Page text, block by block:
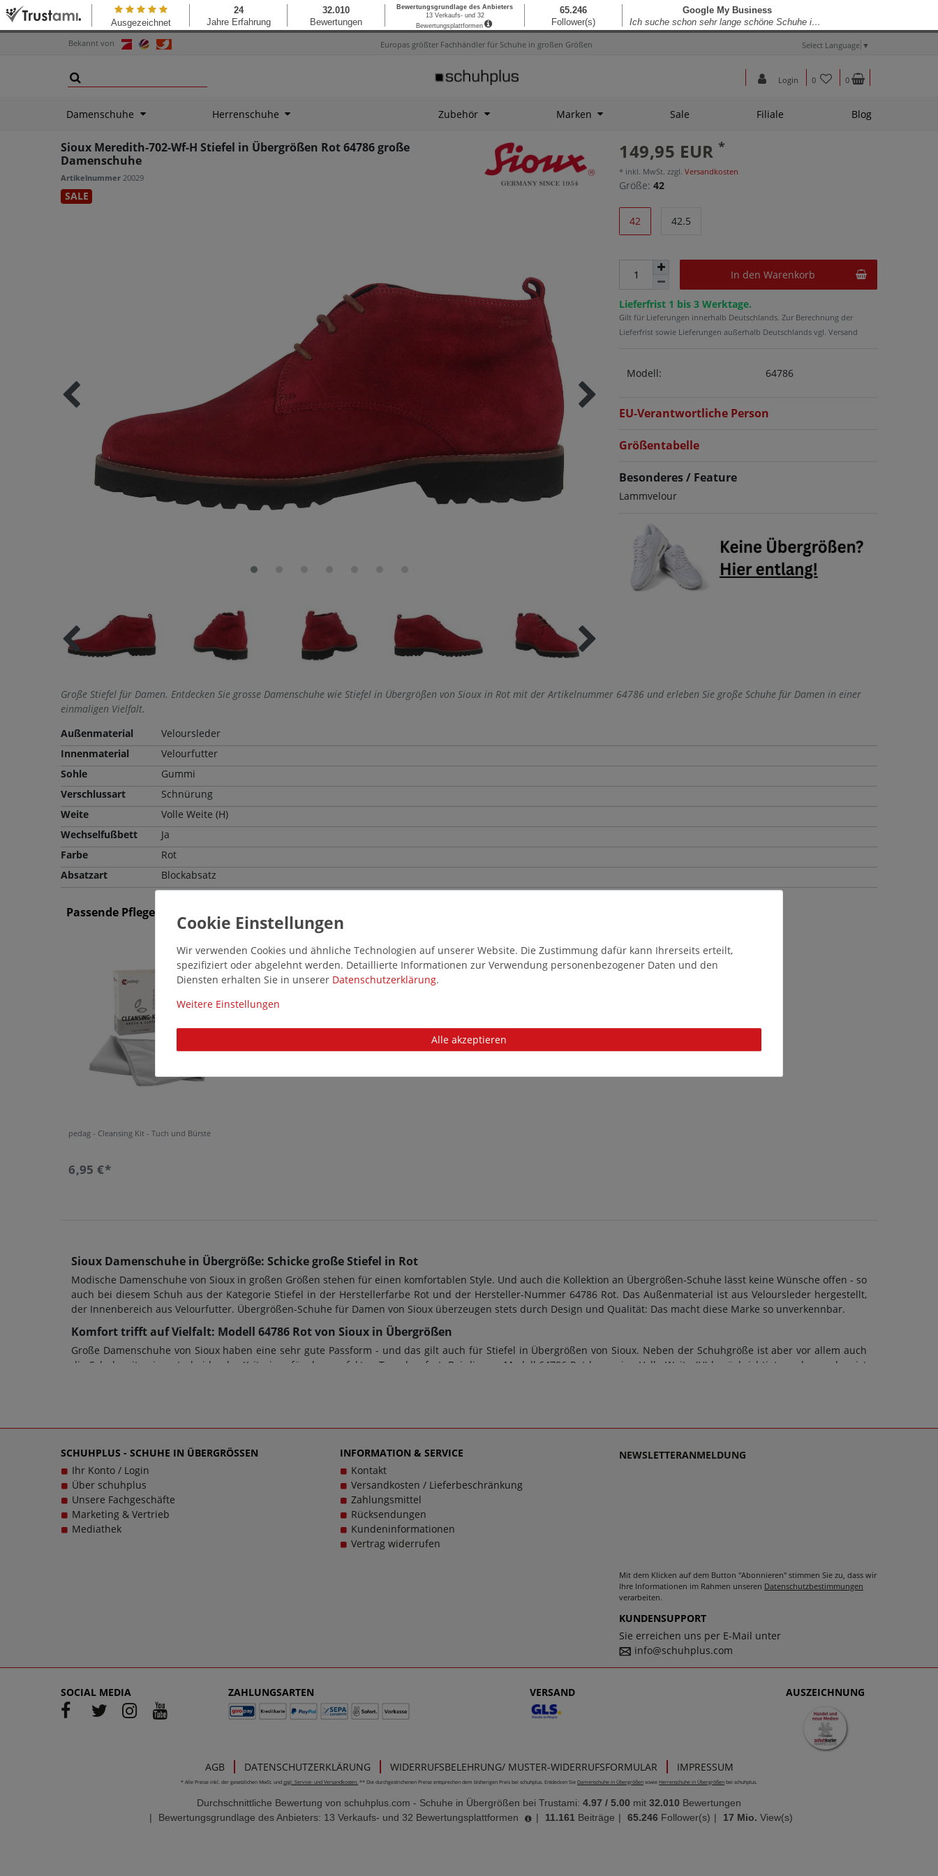
Bekannt von Europas größter Fachhändler für Schuhe in großen Größen Select Language ▼
Login 0 0
Damenschuhe Herrenschuhe Zubehör Marken Sale Filiale Blog
Sioux Meredith-702-Wf-H Stiefel in Übergrößen Rot 64786 große
Damenschuhe
Artikelnummer 20029
SALE
149,95 EUR*
* inkl. MwSt. zzgl. Versandkosten
Größe: 42
42 42.5
In den Warenkorb
Lieferfrist 1 bis 3 Werktage.
Gilt für Lieferungen innerhalb Deutschlands. Zur Berechnung der
Lieferfrist sowie Lieferungen außerhalb Deutschlands vgl. Versand
Modell: 64786
EU-Verantwortliche Person
Größentabelle
Besonderes / Feature
Lammvelour
Große Stiefel für Damen. Entdecken Sie grosse Damenschuhe wie Stiefel in Übergrößen von Sioux in Rot mit der Artikelnummer 64786 und erleben Sie große Schuhe für Damen in einer
einmaligen Vielfalt.
Außenmaterial
Veloursleder
Innenmaterial
Velourfutter
Sohle
Gummi
Verschlussart
Schnürung
Weite
Volle Weite (H)
Wechselfußbett
Ja
Farbe
Rot
Absatzart
Blockabsatz
Passende Pflegemittel und Einlegesohlen
pedag - Cleansing Kit - Tuch und Bürste
6,95 €*
Sioux Damenschuhe in Übergröße: Schicke große Stiefel in Rot
Modische Damenschuhe von Sioux in großen Größen stehen für einen komfortablen Style. Und auch die Kollektion an Übergrößen-Schuhe lässt keine Wünsche offen - so
auch bei diesem Schuh aus der Kategorie Stiefel in der Herstellerfarbe Rot und der Hersteller-Nummer 64786 Rot. Das Außenmaterial ist aus Veloursleder hergestellt,
der Innenbereich aus Velourfutter. Übergrößen-Schuhe für Damen von Sioux überzeugen stets durch Design und Qualität: Das macht diese Marke so unverkennbar.
Komfort trifft auf Vielfalt: Modell 64786 Rot von Sioux in Übergrößen
Große Damenschuhe von Sioux haben eine sehr gute Passform - und das gilt auch für Stiefel in Übergrößen von Sioux. Neben der Schuhgröße ist aber vor allem auch
die Schuhweite ein entscheidendes Kriterium für den perfekten Tragekomfort. Bei diesem Modell 64786 Rot kann eine Volle Weite (H) berücksichtigt werden und es ist
SCHUHPLUS - SCHUHE IN ÜBERGRÖSSEN
Ihr Konto / Login
Über schuhplus
Unsere Fachgeschäfte
Marketing & Vertrieb
Mediathek
INFORMATION & SERVICE
Kontakt
Versandkosten / Lieferbeschränkung
Zahlungsmittel
Rücksendungen
Kundeninformationen
Vertrag widerrufen
NEWSLETTERANMELDUNG
Mit dem Klicken auf dem Button "Abonnieren" stimmen Sie zu, dass wir
Ihre Informationen im Rahmen unseren Datenschutzbestimmungen
verarbeiten.
KUNDENSUPPORT
Sie erreichen uns per E-Mail unter
info@schuhplus.com
SOCIAL MEDIA ZAHLUNGSARTEN VERSAND AUSZEICHNUNG
AGB DATENSCHUTZERKLÄRUNG WIDERRUFSBELEHRUNG/ MUSTER-WIDERRUFSFORMULAR IMPRESSUM
* Alle Preise inkl. der gesetzlichen MwSt. und zzgl. Service- und Versandkosten. ** Die durchgestrichenen Preise entsprechen dem bisherigen Preis bei schuhplus. Entdecken Sie Damenschuhe in Übergrößen sowie Herrenschuhe in Übergrößen bei schuhplus.
Durchschnittliche Bewertung von schuhplus.com - Schuhe in Übergrößen bei Trustami: 4.97 / 5.00 mit 32.010 Bewertungen
|
Bewertungsgrundlage des Anbieters: 13 Verkaufs- und 32 Bewertungsplattformen | 11.161 Beiträge | 65.246 Follower(s) | 17 Mio. View(s)
Wir verwenden Cookies und ähnliche Technologien auf unserer Website. Die Zustimmung dafür kann Ihrerseits erteilt,
spezifiziert oder abgelehnt werden. Detaillierte Informationen zur Verwendung personenbezogener Daten und den
Diensten erhalten Sie in unserer Daten­schutz­erklärung.
Weitere Einstellungen
Alle akzeptieren